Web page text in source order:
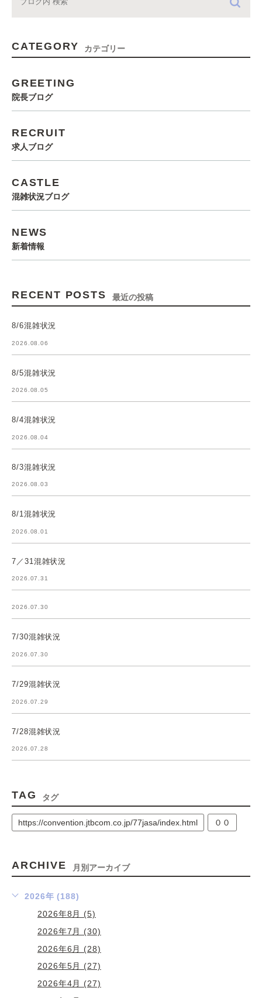
CATEGORY カテゴリー
GREETING
院長ブログ
RECRUIT
求人ブログ
CASTLE
混雑状況ブログ
NEWS
新着情報
RECENT POSTS 最近の投稿
8/6混雑状況
2026.08.06
8/5混雑状況
2026.08.05
8/4混雑状況
2026.08.04
8/3混雑状況
2026.08.03
8/1混雑状況
2026.08.01
7／31混雑状況
2026.07.31
2026.07.30
7/30混雑状況
2026.07.30
7/29混雑状況
2026.07.29
7/28混雑状況
2026.07.28
TAG タグ
https://convention.jtbcom.co.jp/77jasa/index.html ００
ARCHIVE 月別アーカイブ
2026年 (188)
2026年8月 (5)
2026年7月 (30)
2026年6月 (28)
2026年5月 (27)
2026年4月 (27)